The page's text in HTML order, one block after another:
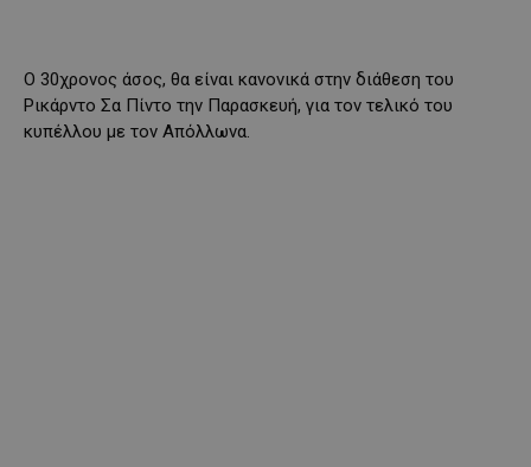
Ο 30χρονος άσος, θα είναι κανονικά στην διάθεση του
Ρικάρντο Σα Πίντο την Παρασκευή, για τον τελικό του
κυπέλλου με τον Απόλλωνα.